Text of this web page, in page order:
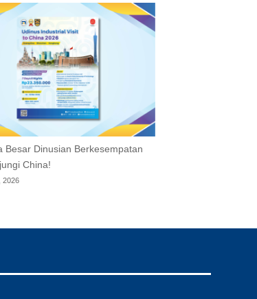
Besar Dinusian Berkesempatan
China!
2026